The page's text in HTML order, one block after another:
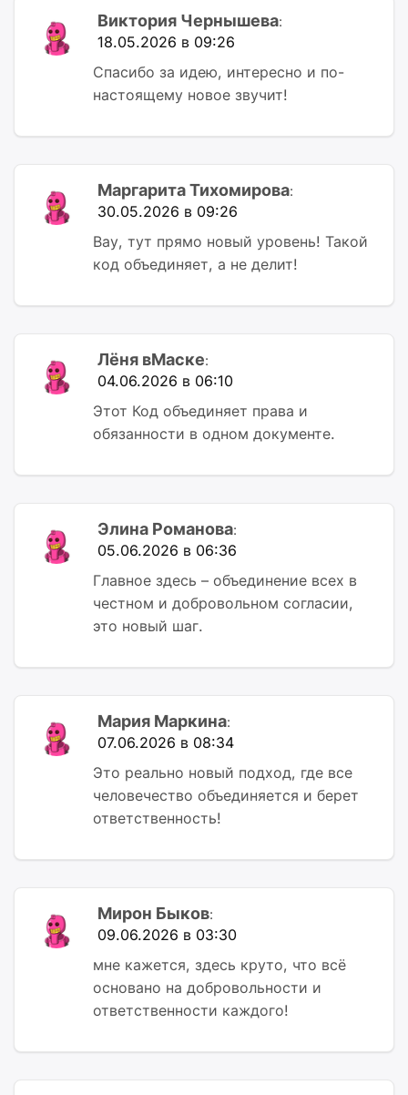
Виктория Чернышева:
18.05.2026 в 09:26
Спасибо за идею, интересно и по-
настоящему новое звучит!
Маргарита Тихомирова:
30.05.2026 в 09:26
Вау, тут прямо новый уровень! Такой
код объединяет, а не делит!
Лёня вМаске:
04.06.2026 в 06:10
Этот Код объединяет права и
обязанности в одном документе.
Элина Романова:
05.06.2026 в 06:36
Главное здесь – объединение всех в
честном и добровольном согласии,
это новый шаг.
Мария Маркина:
07.06.2026 в 08:34
Это реально новый подход, где все
человечество объединяется и берет
ответственность!
Мирон Быков:
09.06.2026 в 03:30
мне кажется, здесь круто, что всё
основано на добровольности и
ответственности каждого!